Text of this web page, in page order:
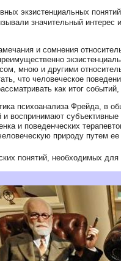
экзистенциальных
значительный интерес
и сомнения
мною и другими
что человеческое
как итог
психоанализа Фрейда,
и воспринимают
и поведенческих
природу путем
понятий, необходимых